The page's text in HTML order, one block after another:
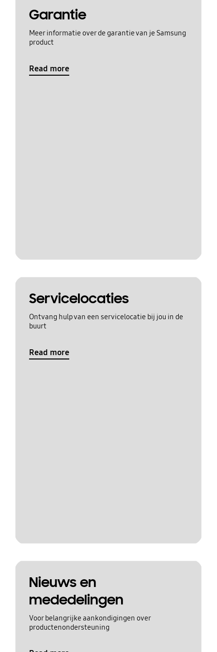
Garantie
Meer informatie over de garantie van je Samsung
product
Read more
Servicelocaties
Ontvang hulp van een servicelocatie bij jou in de
buurt
Read more
Nieuws en
mededelingen
Voor belangrijke aankondigingen over
productenondersteuning